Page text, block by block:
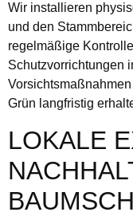
Wir installieren
und den
regelmäßige
Schutzvorrichtungen
Grün langfristig
LOKALE